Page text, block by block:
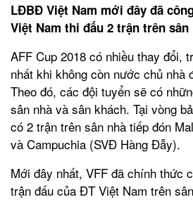
LĐBĐ Việt Nam mới đây đã
Việt Nam thi đấu 2 trận trên sân
AFF Cup 2018 có nhiều thay đổi,
nhất khi không còn nước chủ nhà
Theo đó, các đội tuyển sẽ có
sân nhà và sân khách. Tại vòng
có 2 trận trên sân nhà tiếp đón
và Campuchia (SVĐ Hàng Đẫy).
Mới đây nhất, VFF đã chính thức
trận đấu của ĐT Việt Nam trên